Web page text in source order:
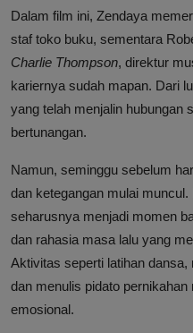
Dalam film ini, Zendaya
staf toko buku, sementara
Charlie Thompson, direktur
kariernya sudah mapan. Dari
yang telah menjalin hubungan
bertunangan.
Namun, seminggu sebelum
dan ketegangan mulai
seharusnya menjadi momen
dan rahasia masa lalu yang
Aktivitas seperti latihan
dan menulis pidato
emosional.